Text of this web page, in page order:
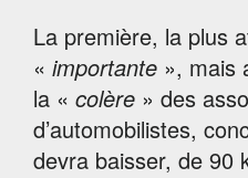
La première, la plus
« importante », mais
la « colère » des
d’automobilistes,
devra baisser, de 90